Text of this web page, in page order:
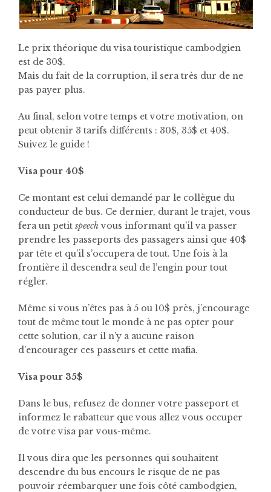
Le prix théorique du visa touristique cambodgien
est de 30$.
Mais du fait de la corruption, il sera très dur de ne
pas payer plus.
Au final, selon votre temps et votre motivation, on
peut obtenir 3 tarifs différents : 30$, 35$ et 40$.
Suivez le guide !
Visa pour 40$
Ce montant est celui demandé par le collègue du
conducteur de bus. Ce dernier, durant le trajet, vous
fera un petit speechvous informant qu’il va passer
prendre les passeports des passagers ainsi que 40$
par tête et qu’il s’occupera de tout. Une fois à la
frontière il descendra seul de l’engin pour tout
régler.
Même si vous n’êtes pas à 5 ou 10$ près, j’encourage
tout de même tout le monde à ne pas opter pour
cette solution, car il n’y a aucune raison
d’encourager ces passeurs et cette mafia.
Visa pour 35$
Dans le bus, refusez de donner votre passeport et
informez le rabatteur que vous allez vous occuper
de votre visa par vous-même.
Il vous dira que les personnes qui souhaitent
descendre du bus encours le risque de ne pas
pouvoir réembarquer une fois côté cambodgien,